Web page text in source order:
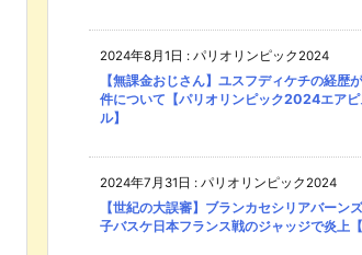
2024年8月1日 : パリオリンピック2024
【無課金おじさん】ユスフディケチの経歴
件について【パリオリンピック2024エア
ル】
2024年7月31日 : パリオリンピック2024
【世紀の大誤審】ブランカセシリアバーン
子バスケ日本フランス戦のジャッジで炎上【